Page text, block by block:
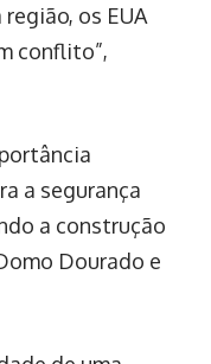
os EUA
conflito”,
a segurança
a construção
Dourado e